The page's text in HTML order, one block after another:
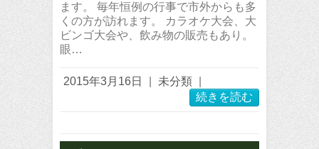
ます。 毎年恒例の行事で市外からも多
くの方が訪れます。 カラオケ大会、大
ビンゴ大会や、飲み物の販売もあり。
眼…
2015年3月16日 未分類
続きを読む